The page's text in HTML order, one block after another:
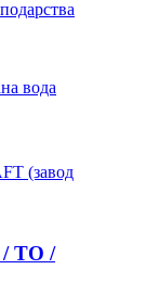
вода
(завод
ТО /